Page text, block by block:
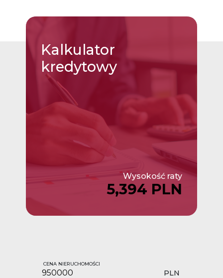
Kalkulator
kredytowy
Wysokość raty
5,394 PLN
CENA NIERUCHOMOŚCI
PLN